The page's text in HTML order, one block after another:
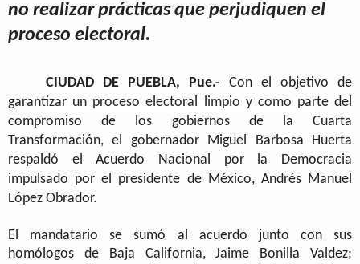
no realizar prácticas que perjudiquen el
proceso electoral.
CIUDAD DE PUEBLA, Pue.- Con el objetivo de
garantizar un proceso electoral limpio y como parte del
compromiso de los gobiernos de la Cuarta
Transformación, el gobernador Miguel Barbosa Huerta
respaldó el Acuerdo Nacional por la Democracia
impulsado por el presidente de México, Andrés Manuel
López Obrador.
El mandatario se sumó al acuerdo junto con sus
homólogos de Baja California, Jaime Bonilla Valdez;